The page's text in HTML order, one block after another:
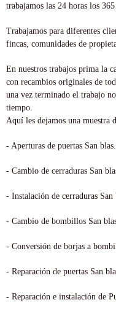
trabajamos las 24 horas los 365
Trabajamos para diferentes
fincas, comunidades de
En nuestros trabajos prima la
con recambios originales de
una vez terminado el trabajo
tiempo.
Aquí les dejamos una muestra
- Aperturas de puertas San blas.
- Cambio de cerraduras San
- Instalación de cerraduras San
- Cambio de bombillos San
- Conversión de borjas a
- Reparación de puertas San
- Reparación e instalación de